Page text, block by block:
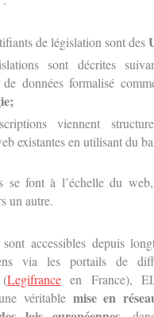
de législation sont des
sont décrites
données formalisé
viennent
existantes en utilisant du
se font à l’échelle du
un autre.
accessibles depuis
via les portails de
(Legifrance en France),
véritable mise en